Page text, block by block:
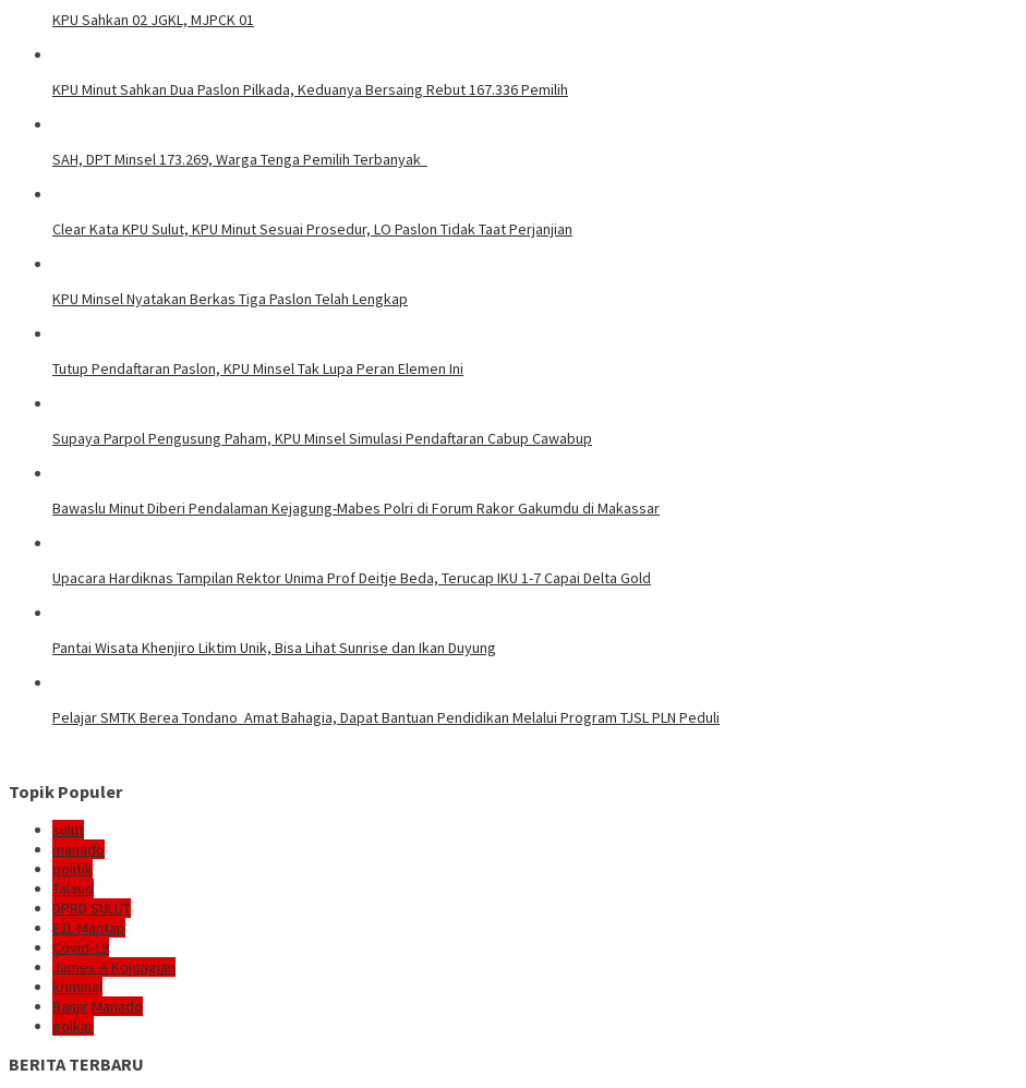
KPU Sahkan 02 JGKL, MJPCK 01
KPU Minut Sahkan Dua Paslon Pilkada, Keduanya Bersaing Rebut 167.336 Pemilih
SAH, DPT Minsel 173.269, Warga Tenga Pemilih Terbanyak
Clear Kata KPU Sulut, KPU Minut Sesuai Prosedur, LO Paslon Tidak Taat Perjanjian
KPU Minsel Nyatakan Berkas Tiga Paslon Telah Lengkap
Tutup Pendaftaran Paslon, KPU Minsel Tak Lupa Peran Elemen Ini
Supaya Parpol Pengusung Paham, KPU Minsel Simulasi Pendaftaran Cabup Cawabup
Bawaslu Minut Diberi Pendalaman Kejagung-Mabes Polri di Forum Rakor Gakumdu di Makassar
Upacara Hardiknas Tampilan Rektor Unima Prof Deitje Beda, Terucap IKU 1-7 Capai Delta Gold
Pantai Wisata Khenjiro Liktim Unik, Bisa Lihat Sunrise dan Ikan Duyung
Pelajar SMTK Berea Tondano Amat Bahagia, Dapat Bantuan Pendidikan Melalui Program TJSL PLN Peduli
Topik Populer
sulut
manado
politik
Talaud
DPRD SULUT
E2L-Mantap
Covid-19
James A Kojongian
kriminal
Banjir Manado
golkar
BERITA TERBARU